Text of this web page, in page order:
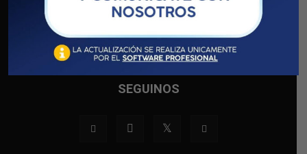
4593450 / Atención de Lunes a Viernes de 7.00 a 15.00 hs.
Contacto:cra@cpn.org.ar
SEGUINOS